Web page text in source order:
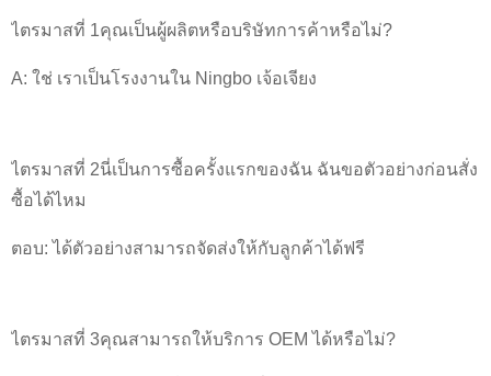
ไตรมาสที่ 1คุณเป็นผู้ผลิตหรือบริษัทการค้าหรือไม่?
A: ใช่ เราเป็นโรงงานใน Ningbo เจ้อเจียง
ไตรมาสที่ 2นี่เป็นการซื้อครั้งแรกของฉัน ฉันขอตัวอย่างก่อนสั่ง
ซื้อได้ไหม
ตอบ: ได้ตัวอย่างสามารถจัดส่งให้กับลูกค้าได้ฟรี
ไตรมาสที่ 3คุณสามารถให้บริการ OEM ได้หรือไม่?